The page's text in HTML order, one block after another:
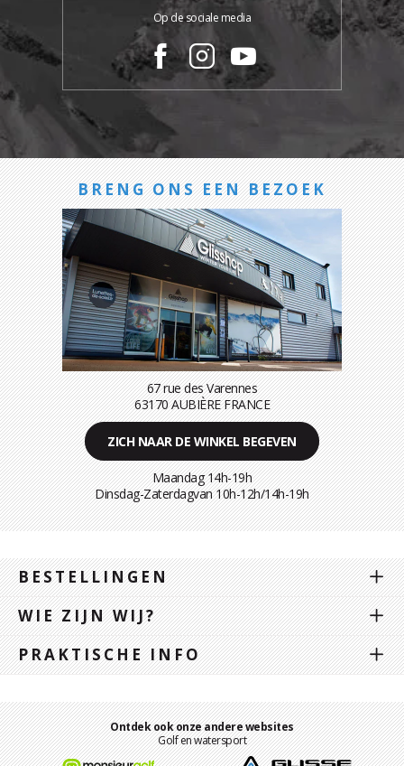
Op de sociale media
BRENG ONS EEN BEZOEK
67 rue des Varennes
63170 AUBIÈRE FRANCE
ZICH NAAR DE WINKEL BEGEVEN
Maandag 14h-19h
Dinsdag-Zaterdagvan 10h-12h/14h-19h
BESTELLINGEN
WIE ZIJN WIJ?
PRAKTISCHE INFO
Ontdek ook onze andere websites
Golf en watersport